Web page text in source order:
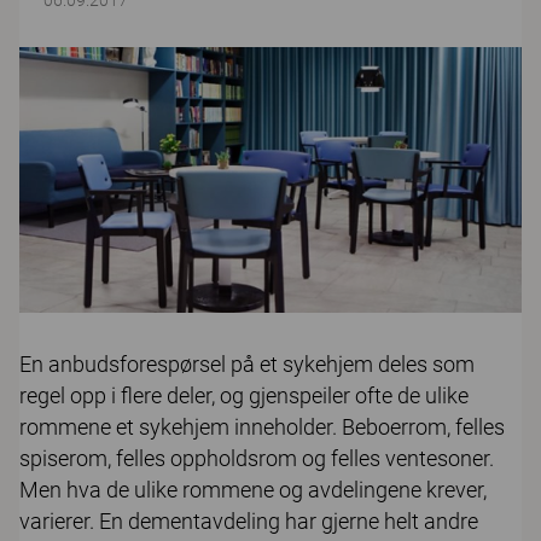
En anbudsforespørsel på et sykehjem deles som
regel opp i flere deler, og gjenspeiler ofte de ulike
rommene et sykehjem inneholder. Beboerrom, felles
spiserom, felles oppholdsrom og felles ventesoner.
Men hva de ulike rommene og avdelingene krever,
varierer. En dementavdeling har gjerne helt andre